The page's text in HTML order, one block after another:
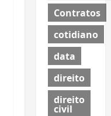
Contratos
cotidiano
data
direito
direito
civil